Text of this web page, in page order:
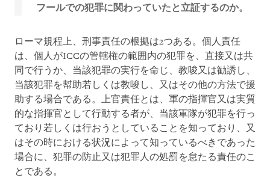
フールでの犯罪に関わっていたと立証するのか。
ローマ規程上、刑事責任の根拠は2つある。個人責任
は、個人がICCの管轄権の範囲内の犯罪を、直接又は共
同で行うか、当該犯罪の実行を命じ、教唆又は勧誘し、
当該犯罪を幇助若しくは教唆し、又はその他の方法で援
助する場合である。上官責任とは、軍の指揮官又は実質
的な指揮官として行動する者が、当該軍隊が犯罪を行っ
ており若しくは行おうとしていることを知っており、又
はその時における状況によって知っているべきであった
場合に、犯罪の防止又は犯罪人の処罰を怠たる責任のこ
とである。